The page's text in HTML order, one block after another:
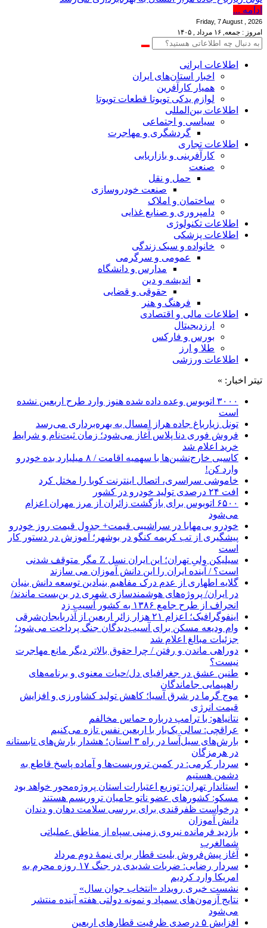
ادامه ...
Friday, 7 August , 2026
امروز : جمعه, ۱۶ مرداد , ۱۴۰۵
اطلاعات‌ ‎ایرانی
اخبار استان‌های ایران
همیار کارآفرین
لوازم یدکی تویوتا قطعات تویوتا
اطلاعات بین‌المللی
سیاسی و اجتماعی
گردشگری و مهاجرت
اطلاعات تجاری
کارآفرینی و بازاریابی
صنعت
حمل و نقل
صنعت خودروسازی
ساختمان و املاک
دامپروری و صنایع غذایی
اطلاعات تکنولوژی
اطلاعات پزشکی
خانواده و سبک زندگی
عمومی و سرگرمی
مدارس و دانشگاه
اندیشه و دین
حقوقی و قضایی
فرهنگ و هنر
اطلاعات مالی و اقتصادی
ارزدیجیتال
بورس و فارکس
طلا و ارز
اطلاعات ورزشی
تیتر اخبار: »
۳۰۰۰ اتوبوس وعده داده شده هنوز وارد طرح اربعین نشده
است
تونل زیارباغ جاده هراز امسال به بهره‌برداری می‌رسد
فروش فوری دنا پلاس آغاز می‌شود؛ زمان ثبت‌نام و شرایط
خرید اعلام شد
کاسبی خارج‌نشین‌ها با سهمیه اقامت / ۸ میلیارد بده خودرو
وارد کن!
خاموشی سراسری، اتصال اینترنت کوبا را مختل کرد
افت ۲۴ درصدی تولید خودرو در کشور
۶۵۰۰ اتوبوس برای بازگشت زائران از مرز مهران اعزام
می‌شود
خودرو بی‌مهابا در سراشیبی قیمت+ جدول قیمت روز خودرو
پیشگیری از تب کریمه کنگو در بوشهر؛ آموزش در دستور کار
است
سیلیکن ولیِ تهران؛ این ایران نسل Z مگر متوقف شدنی
است؟ / آینده ایران را این دانش آموزان می سازند
گلایه اطهاری از عدم درک مفاهیم بنیادین توسعه دانش بنیان
در ایران/ پروژه‌های هوشمندسازی شهری در بن‌بست ماندند/
انحراف از طرح جامع ۱۳۸۶ به کشور آسیب زد
اینفوگرافیک؛ اعزام ۲۱ هزار زائر اربعین از آذربایجان‌شرقی
وام ودیعه مسکن برای آسیب‌دیدگان جنگ پرداخت می‌شود؛
جزئیات مبالغ اعلام شد
دوراهی ماندن و رفتن / چرا حقوق بالاتر دیگر مانع مهاجرت
نیست؟
طنین عشق در جغرافیای دل/حیات معنوی و برنامه‌های
راهپیمایی جاماندگان
موج گرما در شرق آسیا؛ کاهش تولید کشاورزی و افزایش
قیمت انرژی
نتانیاهو: با ترامپ درباره حماس مخالفم
عراقچی: سالی یک‌بار با اربعین نفس تازه می‌کنیم
بارش‌های سیل‌آسا در راه ۳ استان؛ هشدار بارش‌های تابستانه
در هرمزگان
سردار کرمی: در کمین تروریست‌ها و آماده پاسخ قاطع به
دشمن هستیم
استاندار تهران: توزیع اعتبارات استان پروژه‌محور خواهد بود
مسکو: کشورهای عضو ناتو حامیان تروریسم هستند
درخواست ظفرقندی برای بررسی سلامت دهان و دندان
دانش آموزان
بازدید فرمانده نیروی زمینی سپاه از مناطق عملیاتی
شمالغرب
آغاز پیش‌فروش بلیت قطار برای نیمۀ دوم مرداد
سردار رضایی: ضربات شدیدی در جنگ ۱۷ روزه محرم به
امریکا وارد کردیم
نشست خبری رویداد «انتخاب جوان سال»
نتایج آزمون‌های سمپاد و نمونه دولتی هفته آینده منتشر
می‌شود
افزایش ۵ درصدی ظرفیت قطارهای اربعین